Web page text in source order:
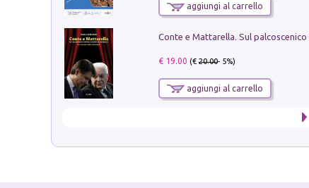
aggiungi al carrello
€ 19.00 (€20.00- 5%)
aggiungi al carrello